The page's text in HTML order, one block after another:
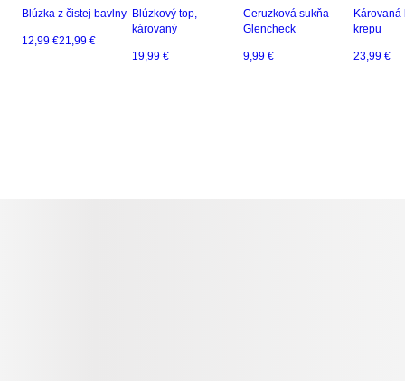
Blúzka z čistej bavlny
12,99 €21,99 €
Blúzkový top,
károvaný
19,99 €
Ceruzková sukňa
Glencheck
9,99 €
Károvaná
krepu
23,99 €